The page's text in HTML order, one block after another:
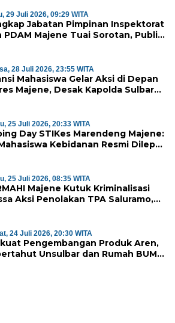
29 Juli 2026, 09:29 WITA
Jabatan Pimpinan Inspektorat
PDAM Majene Tuai Sorotan, Publik
28 Juli 2026, 23:55 WITA
Mahasiswa Gelar Aksi di Depan
Majene, Desak Kapolda Sulbar
25 Juli 2026, 20:33 WITA
Day STIKes Marendeng Majene:
Kebidanan Resmi Dilepas
25 Juli 2026, 08:35 WITA
Majene Kutuk Kriminalisasi
Aksi Penolakan TPA Saluramo,
24 Juli 2026, 20:30 WITA
Pengembangan Produk Aren,
Unsulbar dan Rumah BUMN